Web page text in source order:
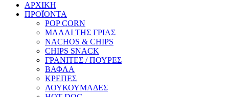
ΑΡΧΙΚΗ
ΠΡΟΪΟΝΤΑ
POP CORN
ΜΑΛΛΙ ΤΗΣ ΓΡΙΑΣ
NACHOS & CHIPS
CHIPS SNACK
ΓΡΑΝΙΤΕΣ / ΠΟΥΡΕΣ
ΒΑΦΛΑ
ΚΡΕΠΕΣ
ΛΟΥΚΟΥΜΑΔΕΣ